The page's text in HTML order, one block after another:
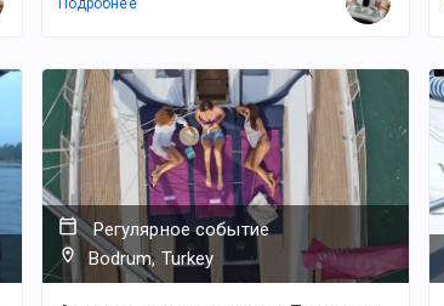
Регулярное событие
Bodrum, Turkey